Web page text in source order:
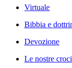
Virtuale
Bibbia e
Devozione
Le nostre croci